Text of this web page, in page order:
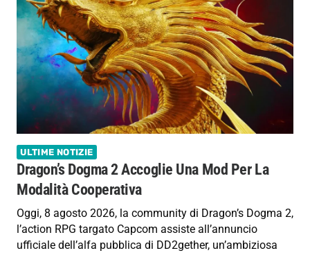
ULTIME NOTIZIE
Dragon’s Dogma 2 Accoglie Una Mod Per La
Modalità Cooperativa
Oggi, 8 agosto 2026, la community di Dragon’s Dogma 2,
l’action RPG targato Capcom assiste all’annuncio
ufficiale dell’alfa pubblica di DD2gether, un’ambiziosa